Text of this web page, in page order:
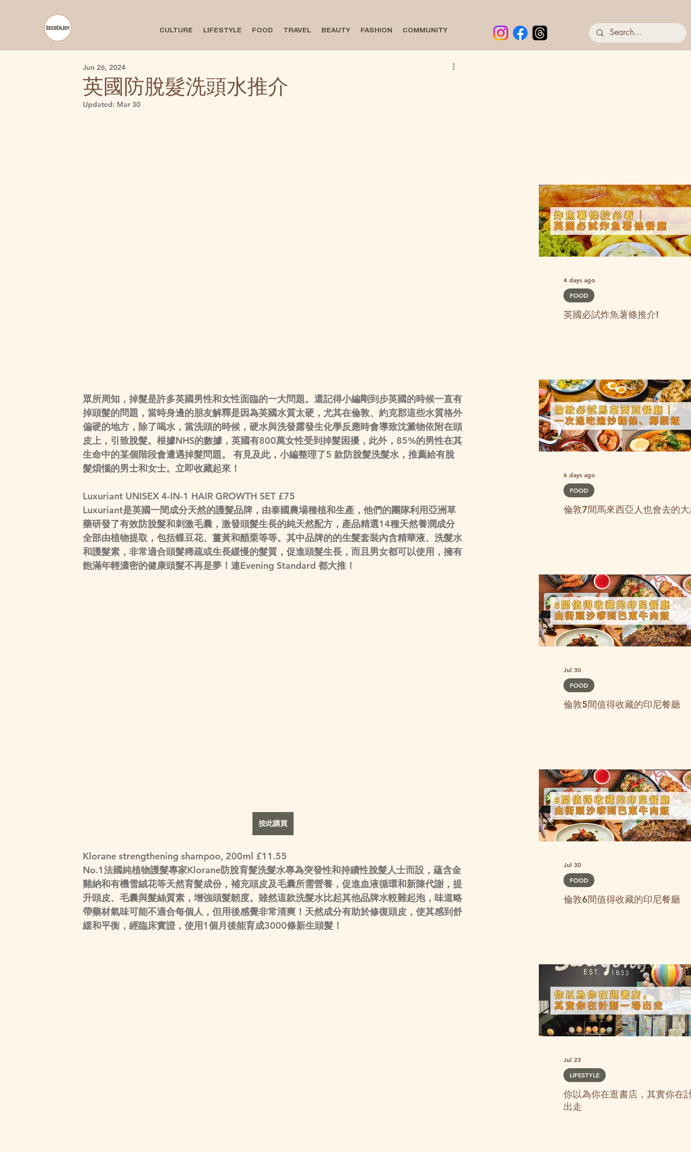
CULTURE LIFESTYLE FOOD TRAVEL BEAUTY FASHION COMMUNITY
英國防脫髮洗頭水推介
Jun 26, 2024
Updated: Mar 30
眾所周知，掉髮是許多英國男性和女性面臨的一大問題。還記得小編剛到步英國的時候一直有
掉頭髮的問題，當時身邊的朋友解釋是因為英國水質太硬，尤其在倫敦、約克郡這些水質格外
偏硬的地方，除了喝水，當洗頭的時候，硬水與洗發露發生化學反應時會導致沈澱物依附在頭
皮上，引致脫髮。根據NHS的數據，英國有800萬女性受到掉髮困擾，此外，85%的男性在其
生命中的某個階段會遭遇掉髮問題。 有見及此，小編整理了5 款防脫髮洗髮水，推薦給有脫
髮煩惱的男士和女士。立即收藏起來！
Luxuriant UNISEX 4-IN-1 HAIR GROWTH SET £75
Luxuriant是英國一間成分天然的護髮品牌，由泰國農場種植和生產，他們的團隊利用亞洲草
藥研發了有效防脫髮和刺激毛囊，激發頭髮生長的純天然配方，產品精選14種天然養潤成分
全部由植物提取，包括蝶豆花、薑黃和醋栗等等。其中品牌的的生髮套裝內含精華液、洗髮水
和護髮素，非常適合頭髮稀疏或生長緩慢的髮質，促進頭髮生長，而且男女都可以使用，擁有
飽滿年輕濃密的健康頭髮不再是夢！連Evening Standard 都大推！
按此購買
Klorane strengthening shampoo, 200ml £11.55
No.1法國純植物護髮專家Klorane防脫育髮洗髮水專為突發性和持續性脫髮人士而設，蘊含金
雞納和有機雪絨花等天然育髮成份，補充頭皮及毛囊所需營養，促進血液循環和新陳代謝，提
升頭皮、毛囊與髮絲質素，增強頭髮韌度。雖然這款洗髮水比起其他品牌水較難起泡，味道略
帶藥材氣味可能不適合每個人，但用後感覺非常清爽！天然成分有助於修復頭皮，使其感到舒
緩和平衡，經臨床實證，使用1個月後能育成3000條新生頭髮！
英國必試炸魚薯條推介!
FOOD
4 days ago
倫敦7間馬來西亞人也會去的
FOOD
6 days ago
倫敦5間值得收藏的印尼餐廳
FOOD
Jul 30
倫敦6間值得收藏的印尼餐廳
FOOD
Jul 30
你以為你在逛書店，其實你在
出走
LIFESTYLE
Jul 23